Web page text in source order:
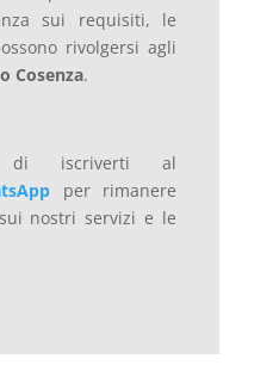
sui requisiti, le
rivolgersi agli
Cosenza.
di iscriverti al
per rimanere
nostri servizi e le